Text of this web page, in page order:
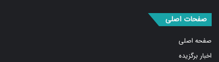
صفحات اصلی
صفحه اصلی
اخبار برگزیده